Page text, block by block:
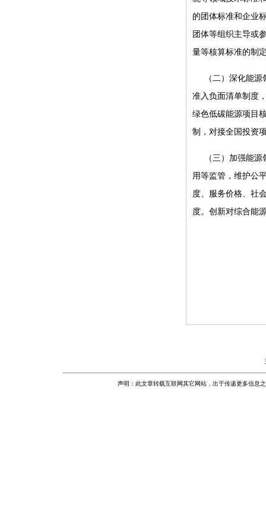
的团体标准和企业
团体等组织主导或
量等核算标准的制
（二）深化能
准入负面清单制度
绿色低碳能源项目
制，对接全国投资
（三）加强能
用等监管，维护公
度、服务价格、社
度。创新对综合能
声明：此文章转载互联网其它网站，出于传递更多信息